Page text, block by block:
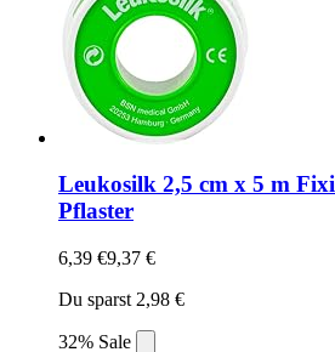
Leukosilk 2,5 cm x 5 m
Pflaster
6,39 €9,37 €
Du sparst 2,98 €
32% Sale